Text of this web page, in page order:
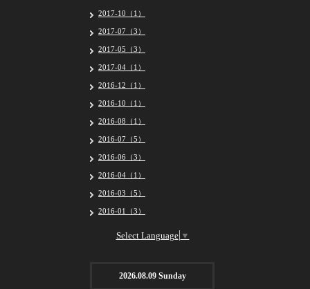
2017-10（1）
2017-07（3）
2017-05（3）
2017-04（1）
2016-12（1）
2016-10（1）
2016-08（1）
2016-07（5）
2016-06（3）
2016-04（1）
2016-03（5）
2016-01（3）
Select Language ▼
2026.08.09 Sunday